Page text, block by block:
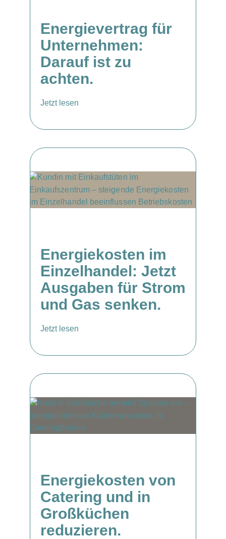
Energievertrag für
Unternehmen:
Darauf ist zu
achten.
Jetzt lesen
Energiekosten im
Einzelhandel: Jetzt
Ausgaben für Strom
und Gas senken.
Jetzt lesen
Energiekosten von
Catering und in
Großküchen
reduzieren.